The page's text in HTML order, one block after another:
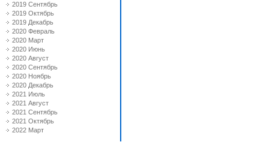
2019 Сентябрь
2019 Октябрь
2019 Декабрь
2020 Февраль
2020 Март
2020 Июнь
2020 Август
2020 Сентябрь
2020 Ноябрь
2020 Декабрь
2021 Июль
2021 Август
2021 Сентябрь
2021 Октябрь
2022 Март